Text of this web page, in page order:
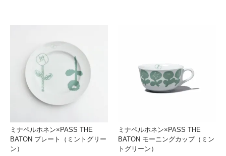
ミナペルホネン×PASS THE
BATON プレート（ミントグリー
ン）
ミナペルホネン×PASS THE
BATON モーニングカップ（ミン
トグリーン）